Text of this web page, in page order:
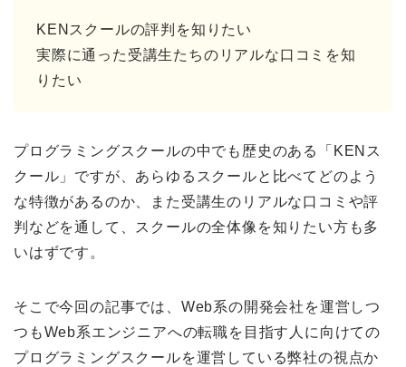
KENスクールの評判を知りたい
実際に通った受講生たちのリアルな口コミを知
りたい
プログラミングスクールの中でも歴史のある「KENス
クール」ですが、あらゆるスクールと比べてどのよう
な特徴があるのか、また受講生のリアルな口コミや評
判などを通して、スクールの全体像を知りたい方も多
いはずです。
そこで今回の記事では、Web系の開発会社を運営しつ
つもWeb系エンジニアへの転職を目指す人に向けての
プログラミングスクールを運営している弊社の視点か